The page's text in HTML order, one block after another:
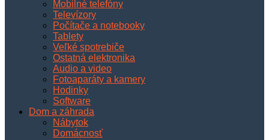
Mobilné telefóny
Televízory
Počítače a notebooky
Tablety
Veľké spotrebiče
Ostatná elektronika
Audio a video
Fotoaparáty a kamery
Hodinky
Software
Dom a záhrada
Nábytok
Domácnosť